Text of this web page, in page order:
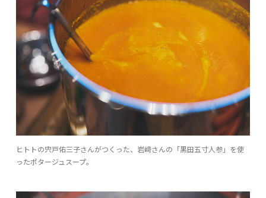
ヒトトの宍戸佑三子さんがつくった、岩﨑さんの「黒田五寸人参」を使
ったポタージュスープ。